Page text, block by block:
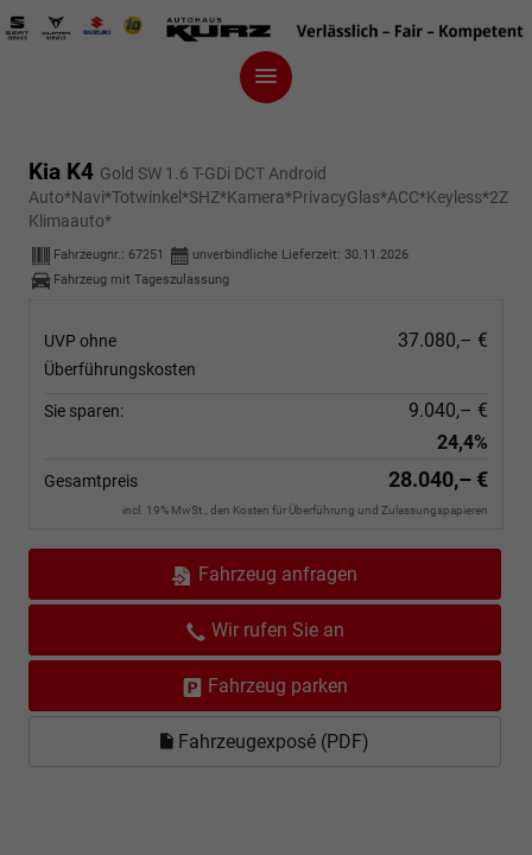
Kia K4 Gold SW 1.6 T-GDi DCT Android
Auto*Navi*Totwinkel*SHZ*Kamera*PrivacyGlas*ACC*Keyless*2Z
Klimaauto*
Fahrzeugnr.: 67251 unverbindliche Lieferzeit: 30.11.2026
Fahrzeug mit Tageszulassung
UVP ohne
Überführungskosten
37.080,– €
Sie sparen:
9.040,– €
24,4%
Gesamtpreis 28.040,– €
incl. 19% MwSt., den Kosten für Überführung und Zulassungspapieren
Fahrzeug anfragen
Wir rufen Sie an
Fahrzeug parken
Fahrzeugexposé (PDF)